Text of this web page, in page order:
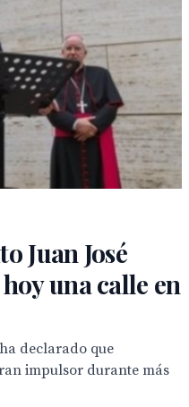
Juan José
una calle en
declarado que
impulsor durante más